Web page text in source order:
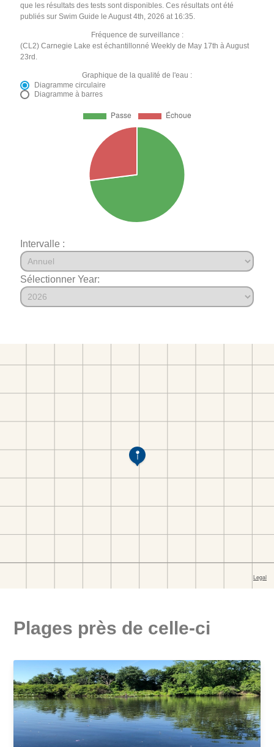
que les résultats des tests sont disponibles. Ces résultats ont été
publiés sur Swim Guide le August 4th, 2026 at 16:35.
Fréquence de surveillance :
(CL2) Carnegie Lake est échantillonné Weekly de May 17th à August
23rd.
Graphique de la qualité de l'eau :
Diagramme circulaire
Diagramme à barres
Intervalle :
Sélectionner Year:
Plages près de celle-ci